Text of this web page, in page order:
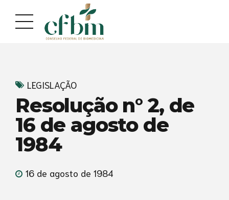
conteúdo
navegação
LEGISLAÇÃO
Resolução n° 2, de
16 de agosto de
1984
16 de agosto de 1984